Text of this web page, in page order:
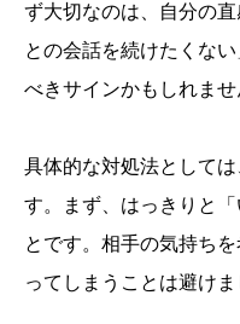
ず大切なのは、自分の
との会話を続けたくな
べきサインかもしれませ
具体的な対処法として
す。まず、はっきりと
とです。相手の気持ち
ってしまうことは避けま